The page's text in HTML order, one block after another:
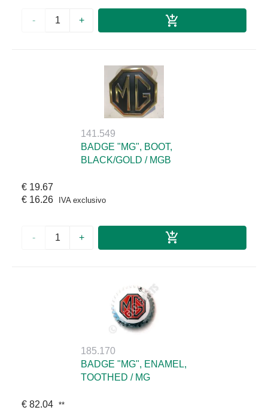
- +
141.549
BADGE "MG", BOOT,
BLACK/GOLD / MGB
€ 19.67
€ 16.26
IVA exclusivo
- +
185.170
BADGE "MG", ENAMEL,
TOOTHED / MG
€ 82.04 **